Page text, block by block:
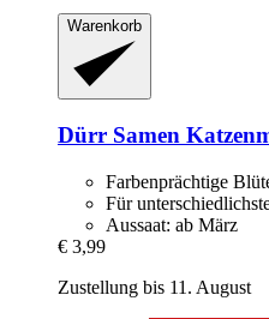
Warenkorb
Dürr Samen
Farbenprächtige
Für
Aussaat: ab März
€ 3,99
Zustellung bis 11. August